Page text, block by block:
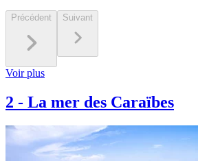
Précédent Suivant
Voir plus
2 - La mer des Caraïbes